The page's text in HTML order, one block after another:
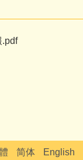
.pdf
简体
English